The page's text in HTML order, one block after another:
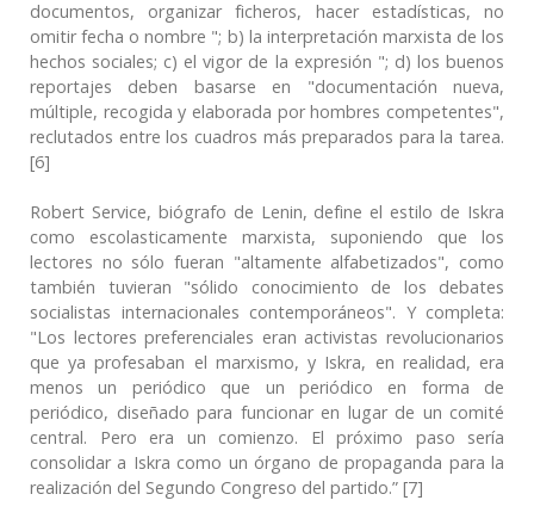
documentos, organizar ficheros, hacer estadísticas, no
omitir fecha o nombre "; b) la interpretación marxista de los
hechos sociales; c) el vigor de la expresión "; d) los buenos
reportajes deben basarse en "documentación nueva,
múltiple, recogida y elaborada por hombres competentes",
reclutados entre los cuadros más preparados para la tarea.
[6]
Robert Service, biógrafo de Lenin, define el estilo de Iskra
como escolasticamente marxista, suponiendo que los
lectores no sólo fueran "altamente alfabetizados", como
también tuvieran "sólido conocimiento de los debates
socialistas internacionales contemporáneos". Y completa:
"Los lectores preferenciales eran activistas revolucionarios
que ya profesaban el marxismo, y Iskra, en realidad, era
menos un periódico que un periódico en forma de
periódico, diseñado para funcionar en lugar de un comité
central. Pero era un comienzo. El próximo paso sería
consolidar a Iskra como un órgano de propaganda para la
realización del Segundo Congreso del partido.” [7]